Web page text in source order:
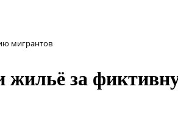
мигрантов
за